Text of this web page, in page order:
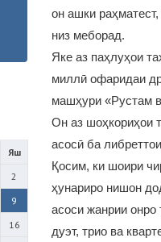
Яш
2
9
16
он ашки
низ меборад.
Яке аз паҳлуҳои
миллӣ офаридаи
машҳури «Рустам
Он аз шоҳкориҳои
асосӣ ба
Қосим, ки шоири
ҳунариро нишон
асоси жанрии онро
дуэт, трио ва